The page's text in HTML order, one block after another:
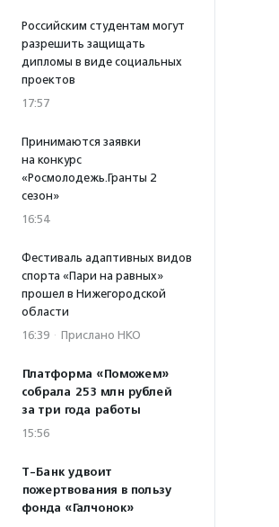
Российским студентам могут
разрешить защищать
дипломы в виде социальных
проектов
17:57
Принимаются заявки
на конкурс
«Росмолодежь.Гранты 2
сезон»
16:54
Фестиваль адаптивных видов
спорта «Пари на равных»
прошел в Нижегородской
области
16:39 · Прислано НКО
Платформа «Поможем»
собрала 253 млн рублей
за три года работы
15:56
Т-Банк удвоит
пожертвования в пользу
фонда «Галчонок»